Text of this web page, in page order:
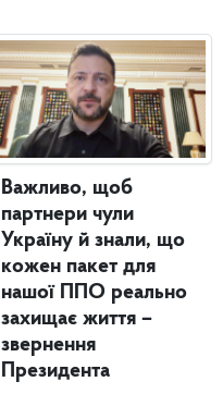
Важливо, щоб
партнери чули
Україну й знали, що
кожен пакет для
нашої ППО реально
захищає життя –
звернення
Президента